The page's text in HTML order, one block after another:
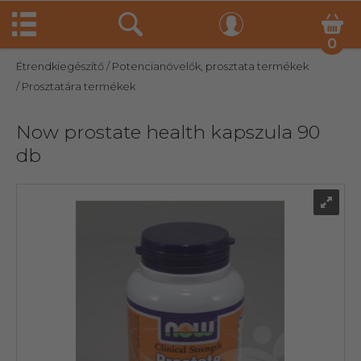
0
Étrendkiegészítő/ Potencianövelők, prosztata termékek
/ Prosztatára termékek
Now prostate health kapszula 90
db